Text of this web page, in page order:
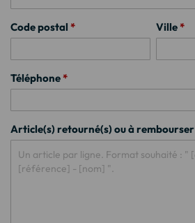
Code postal * Ville*
Téléphone*
Article(s) retourné(s) ou à rembourser